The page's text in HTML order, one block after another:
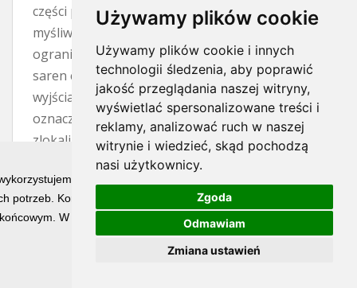
technologię cookies w celu świadczenia Państwu
potrzeb. Korzystanie z witryny bez zmiany ustawień dotyczących
W każdym momencie możesz określić warunki
Używamy plików cookie
Używamy plików cookie i innych
technologii śledzenia, aby poprawić
jakość przeglądania naszej witryny,
wyświetlać spersonalizowane treści i
reklamy, analizować ruch w naszej
witrynie i wiedzieć, skąd pochodzą
nasi użytkownicy.
Zgoda
Odmawiam
Zmiana ustawień
części prawda, czerwiec to trudny miesiąc dla
myśliwego. Wyrośnięte zboża i trawy znacznie
ograniczają widoczność, natomiast aktywność
saren często przejawia się jedynie w krótkich
wyjściach na otwarty teren. Jednak trudny nie
oznacza niemożliwy. Jeżeli mamy
zlokalizowanego rogacza, to kwestią cierpliwości
i wytrwałości jest spotkanie z nim. W nagrodę
pozyskujemy osobnika o najładniejszym
wyglądzie parostków w całym sezonie.
Największy atut trofeum pozyskanego w
czerwcu stanowi już pełne jego wybarwienie.